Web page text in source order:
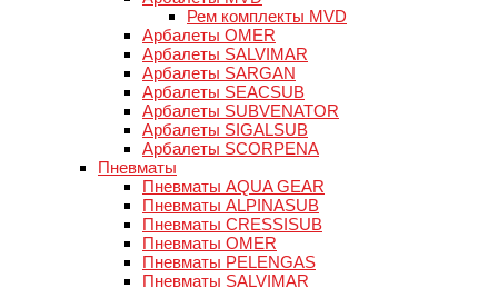
Рем комплекты MVD
Арбалеты OMER
Арбалеты SALVIMAR
Арбалеты SARGAN
Арбалеты SEACSUB
Арбалеты SUBVENATOR
Арбалеты SIGALSUB
Арбалеты SCORPENA
Пневматы
Пневматы AQUA GEAR
Пневматы ALPINASUB
Пневматы CRESSISUB
Пневматы OMER
Пневматы PELENGAS
Пневматы SALVIMAR